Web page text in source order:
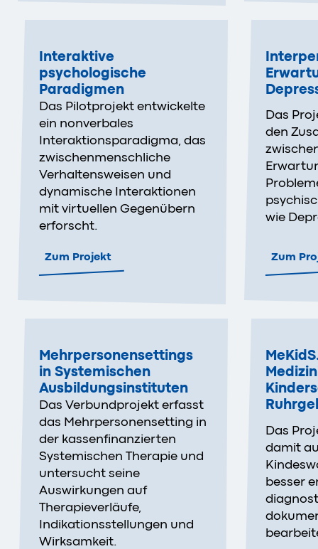
Interaktive
psychologische
Paradigmen
Das Pilotprojekt entwickelte
ein nonverbales
Interaktionsparadigma, das
zwischenmenschliche
Verhaltensweisen und
dynamische Interaktionen
mit virtuellen Gegenübern
erforscht.
Zum Projekt
Das
den
wie
Zum
Mehrpersonensettings
in Systemischen
Ausbildungsinstituten
Das Verbundprojekt erfasst
das Mehrpersonensetting in
der kassenfinanzierten
Systemischen Therapie und
untersucht seine
Auswirkungen auf
Therapieverläufe,
Indikationsstellungen und
Wirksamkeit.
Das
damit
besser